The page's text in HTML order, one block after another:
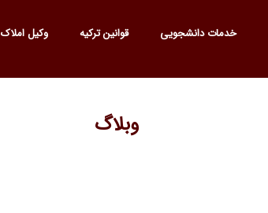
خدمات دانشجویی قوانین ترکیه وکیل املاک
وبلاگ